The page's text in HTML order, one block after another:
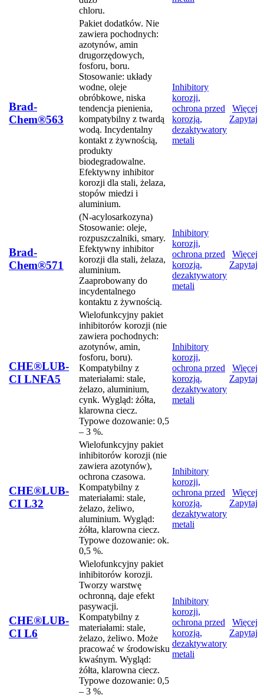
chloru.
Brad-
Chem®563
Pakiet dodatków. Nie
zawiera pochodnych:
azotynów, amin
drugorzędowych,
fosforu, boru.
Stosowanie: układy
wodne, oleje
obróbkowe, niska
tendencja pienienia,
kompatybilny z twardą
wodą. Incydentalny
kontakt z żywnością,
produkty
biodegradowalne.
Efektywny inhibitor
korozji dla stali, żelaza,
stopów miedzi i
aluminium.
Inhibitory
korozji,
ochrona przed
korozją,
dezaktywatory
metali
Więcej
Zapytaj
Brad-
Chem®571
(N-acylosarkozyna)
Stosowanie: oleje,
rozpuszczalniki, smary.
Efektywny inhibitor
korozji dla stali, żelaza,
aluminium.
Zaaprobowany do
incydentalnego
kontaktu z żywnością.
Inhibitory
korozji,
ochrona przed
korozją,
dezaktywatory
metali
Więcej
Zapytaj
CHE®LUB-
CI LNFA5
Wielofunkcyjny pakiet
inhibitorów korozji (nie
zawiera pochodnych:
azotynów, amin,
fosforu, boru).
Kompatybilny z
materiałami: stale,
żelazo, aluminium,
cynk. Wygląd: żółta,
klarowna ciecz.
Typowe dozowanie: 0,5
– 3 %.
Inhibitory
korozji,
ochrona przed
korozją,
dezaktywatory
metali
Więcej
Zapytaj
CHE®LUB-
CI L32
Wielofunkcyjny pakiet
inhibitorów korozji (nie
zawiera azotynów),
ochrona czasowa.
Kompatybilny z
materiałami: stale,
żelazo, żeliwo,
aluminium. Wygląd:
żółta, klarowna ciecz.
Typowe dozowanie: ok.
0,5 %.
Inhibitory
korozji,
ochrona przed
korozją,
dezaktywatory
metali
Więcej
Zapytaj
CHE®LUB-
CI L6
Wielofunkcyjny pakiet
inhibitorów korozji.
Tworzy warstwę
ochronną, daje efekt
pasywacji.
Kompatybilny z
materiałami: stale,
żelazo, żeliwo. Może
pracować w środowisku
kwaśnym. Wygląd:
żółta, klarowna ciecz.
Typowe dozowanie: 0,5
– 3 %.
Inhibitory
korozji,
ochrona przed
korozją,
dezaktywatory
metali
Więcej
Zapytaj